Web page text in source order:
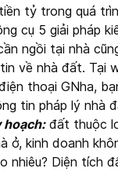
tỷ trong quá
cụ 5 giải pháp
ngồi tại nhà
về nhà đất. Tại
thoại GNha,
tin pháp lý nhà
hoạch:đất thuộc
ở, kinh doanh
nhiêu? Diện tích